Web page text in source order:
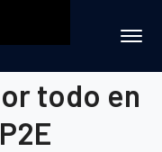
todo en